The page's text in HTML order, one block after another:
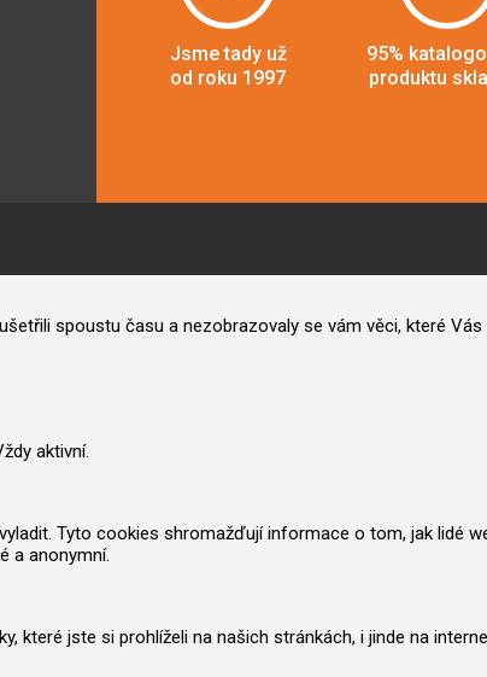
Jsme tady už
od roku 1997
95%
produktu
spoustu času a nezobrazovaly se vám věci, které
aktivní.
Tyto cookies shromažďují informace o tom, jak lidé
a anonymní.
které jste si prohlíželi na našich stránkách, i jinde na